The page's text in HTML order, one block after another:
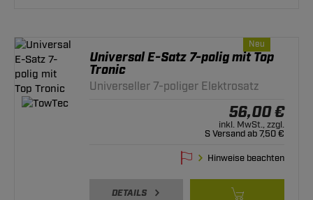
Neu
Universal E-Satz 7-polig mit Top
Tronic
Universeller 7-poliger Elektrosatz
56,00 €
inkl. MwSt., zzgl.
S Versand ab 7,50 €
Hinweise beachten
DETAILS